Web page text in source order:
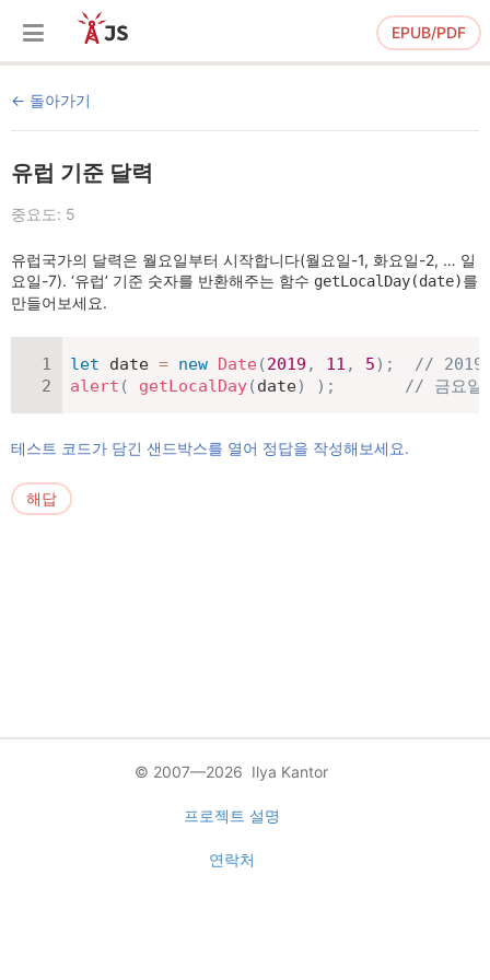
EPUB/PDF
돌아가기
유럽 기준 달력
중요도: 5
유럽국가의 달력은 월요일부터 시작합니다(월요일-1, 화요일-2, … 일
요일-7). ‘유럽’ 기준 숫자를 반환해주는 함수 getLocalDay(date)를
만들어보세요.
let date = new Date (2019 , 11 , 5) ;
// 2019
alert ( getLocalDay(date) ) ; // 금요일
테스트 코드가 담긴 샌드박스를 열어 정답을 작성해보세요.
해답
© 2007—2026 Ilya Kantor
프로젝트 설명
연락처